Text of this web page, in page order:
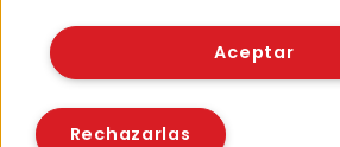
© Fundación EROSKI
Políticas de cookies
Aceptar
Rechazarlas